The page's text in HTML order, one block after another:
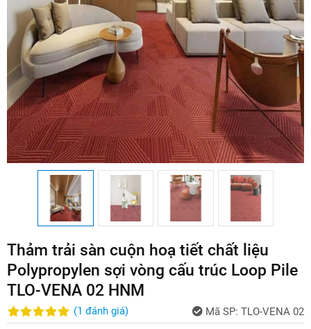
Thảm trải sàn cuộn hoạ tiết chất liệu
Polypropylen sợi vòng cấu trúc Loop Pile
TLO-VENA 02 HNM
(1 đánh giá) Mã SP: TLO-VENA 02